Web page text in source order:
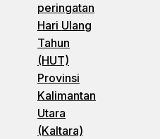
peringatan
Hari Ulang
Tahun
(HUT)
Provinsi
Kalimantan
Utara
(Kaltara)